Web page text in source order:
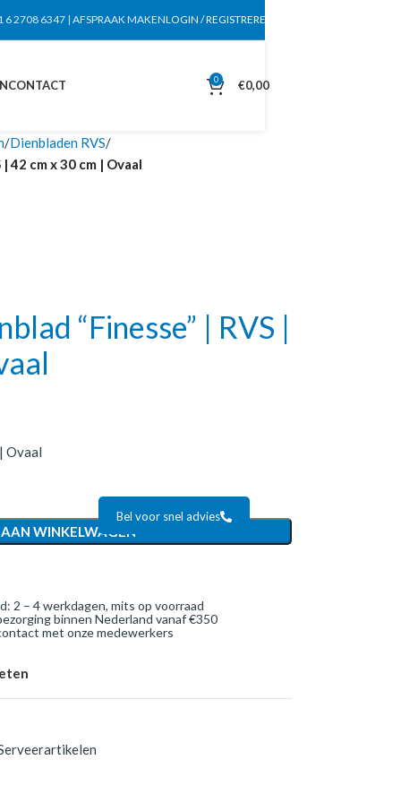
6 2708 6347 | AFSPRAAK MAKENLOGIN / REGISTREREN
CONTACT 0 €0,00
Dienbladen RVS
42 cm x 30 cm | Ovaal
“Finesse” | RVS |
Ovaal
WINKELWAGEN
Bel voor snel advies
2 – 4 werkdagen, mits op voorraad
binnen Nederland vanaf €350
met onze medewerkers